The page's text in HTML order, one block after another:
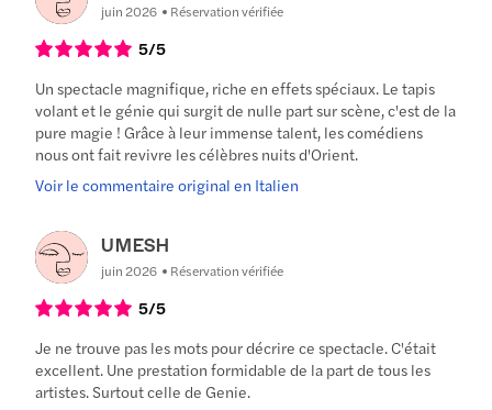
juin 2026 Réservation vérifiée
5/5
Un spectacle magnifique, riche en effets spéciaux. Le tapis
volant et le génie qui surgit de nulle part sur scène, c'est de la
pure magie ! Grâce à leur immense talent, les comédiens
nous ont fait revivre les célèbres nuits d'Orient.
Voir le commentaire original en Italien
UMESH
juin 2026 Réservation vérifiée
5/5
Je ne trouve pas les mots pour décrire ce spectacle. C'était
excellent. Une prestation formidable de la part de tous les
artistes. Surtout celle de Genie.